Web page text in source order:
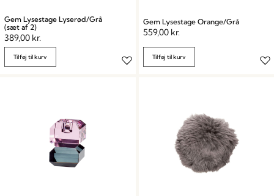
Gem Lysestage Lyserød/Grå
(sæt af 2)
389,00 kr.
Tilføj til kurv
Gem Lysestage Orange/Grå
559,00 kr.
Tilføj til kurv